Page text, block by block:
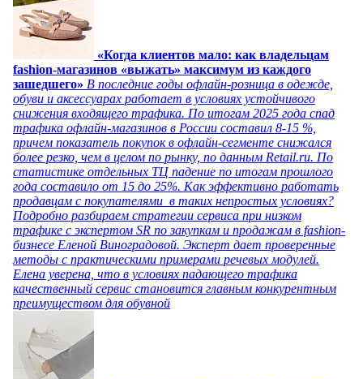
«Когда клиентов мало: как владельцам
fashion-магазинов «выжать» максимум из каждого
зашедшего» В последние годы офлайн-розница в одежде,
обуви и аксессуарах работает в условиях устойчивого
снижения входящего трафика. По итогам 2025 года спад
трафика офлайн-магазинов в России составил 8-15 %,
причем показатель покупок в офлайн-сегменте снижался
более резко, чем в целом по рынку, по данным Retail.ru. По
статистике отдельных ТЦ падение по итогам прошлого
года составило от 15 до 25%. Как эффективно работать
продавцам с покупателями в таких непростых условиях?
Подробно разбираем стратегии сервиса при низком
трафике с экспертом SR по закупкам и продажам в fashion-
бизнесе Еленой Виноградовой. Эксперт дает проверенные
методы с практическими примерами речевых модулей.
Елена уверена, что в условиях падающего трафика
качественный сервис становится главным конкурентным
преимуществом для обувной